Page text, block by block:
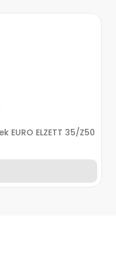
ELZETT 35/Z50